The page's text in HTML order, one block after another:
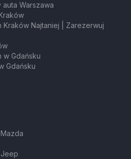
Warszawa
Najtaniej | Zarezerwuj
w Gdańsku
Gdańsku